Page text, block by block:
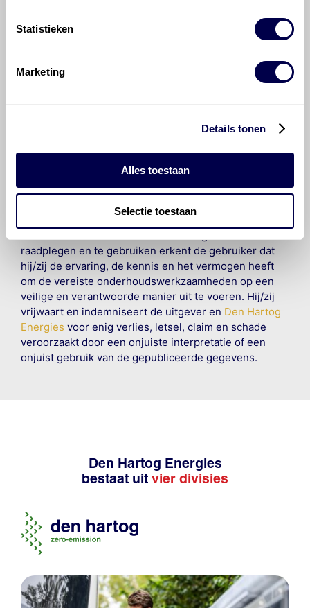
Statistieken
Marketing
Details tonen
Alles toestaan
Selectie toestaan
©Olyslager
informatie mag noch geheel noch gedeeltelijk worden
voorafgaande schriftelijke toestemming van Olyslager
en compleet mogelijk zijn, wordt geen
aansprakelijkheid aanvaard, anders dan waartoe een
wettelijke verplichting bestaat, voor schade of verlies
raadplegen en te gebruiken erkent de gebruiker dat
hij/zij de ervaring, de kennis en het vermogen heeft
om de vereiste onderhoudswerkzaamheden op een
veilige en verantwoorde manier uit te voeren. Hij/zij
vrijwaart en indemniseert de uitgever en Den Hartog
Energies voor enig verlies, letsel, claim en schade
veroorzaakt door een onjuiste interpretatie of een
onjuist gebruik van de gepubliceerde gegevens.
Den Hartog Energies
bestaat uit vier divisies